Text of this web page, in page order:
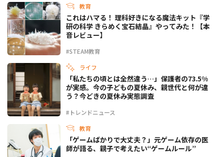
教育
#STEAM教育
これはハマる！ 理科好きになる魔法キット『学
研の科学 きらめく宝石結晶』やってみた！【本
音レビュー】
ライフ
#トレンドニュース
「私たちの頃とは全然違う…」保護者の73.5%
が実感。今の子どもの夏休み、親世代と何が違
う？今どきの夏休み実態調査
教育
「ゲームばかりで大丈夫？」元ゲーム依存の医
師が語る、親子で考えたい“ゲームルール”